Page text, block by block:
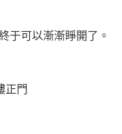
于可以漸漸睜開了。
正門